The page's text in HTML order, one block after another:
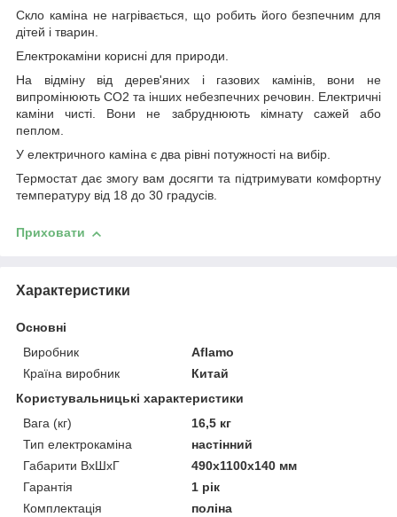
Скло каміна не нагрівається, що робить його безпечним для
дітей і тварин.
Електрокаміни корисні для природи.
На відміну від дерев'яних і газових камінів, вони не
випромінюють CO2 та інших небезпечних речовин. Електричні
каміни чисті. Вони не забруднюють кімнату сажей або
пеплом.
У електричного каміна є два рівні потужності на вибір.
Термостат дає змогу вам досягти та підтримувати комфортну
температуру від 18 до 30 градусів.
Приховати
Характеристики
Основні
Виробник
Aflamo
Країна виробник
Китай
Користувальницькі характеристики
Вага (кг)
16,5 кг
Тип електрокаміна
настінний
Габарити ВхШхГ
490x1100x140 мм
Гарантія
1 рік
Комплектація
поліна